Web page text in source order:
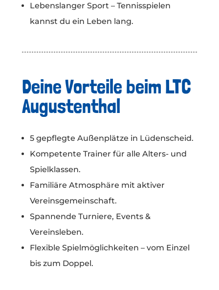
Lebenslanger Sport – Tennisspielen
kannst du ein Leben lang.
Deine Vorteile beim LTC
Augustenthal
5 gepflegte Außenplätze in Lüdenscheid.
Kompetente Trainer für alle Alters- und
Spielklassen.
Familiäre Atmosphäre mit aktiver
Vereinsgemeinschaft.
Spannende Turniere, Events &
Vereinsleben.
Flexible Spielmöglichkeiten – vom Einzel
bis zum Doppel.